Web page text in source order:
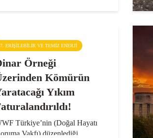
7. ERIŞILEBILIR VE TEMIZ ENERJI
Örneği
Kömürün
Yıkım
Türkiye’nin (Doğal Hayatı
Vakfı) düzenlediği